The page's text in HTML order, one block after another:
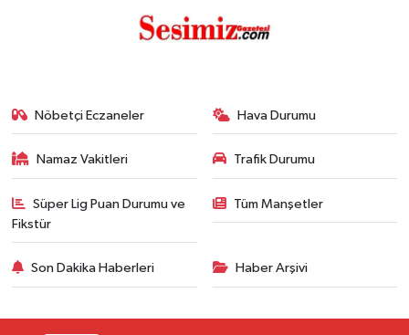
Nöbetçi Eczaneler Hava Durumu
Namaz Vakitleri Trafik Durumu
Süper Lig Puan Durumu ve
Fikstür
Tüm Manşetler
Son Dakika Haberleri Haber Arşivi